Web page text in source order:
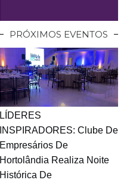
PRÓXIMOS EVENTOS
LÍDERES
INSPIRADORES: Clube De
Empresários De
Hortolândia Realiza Noite
Histórica De